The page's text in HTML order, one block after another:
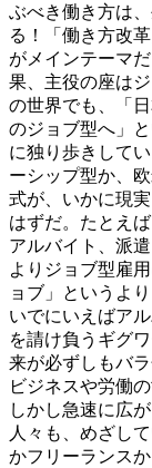
ぶべき働き方は
る！「働き方改
がメインテーマ
果、主役の座は
の世界でも、「
のジョブ型へ」
に独り歩きして
ーシップ型か、
式が、いかに現
はずだ。たとえ
アルバイト、派
よりジョブ型雇
ョブ」というよ
いでにいえばア
を請け負うギグ
来が必ずしもバ
ビジネスや労働
しかし急速に広
人々も、めざし
かフリーランス